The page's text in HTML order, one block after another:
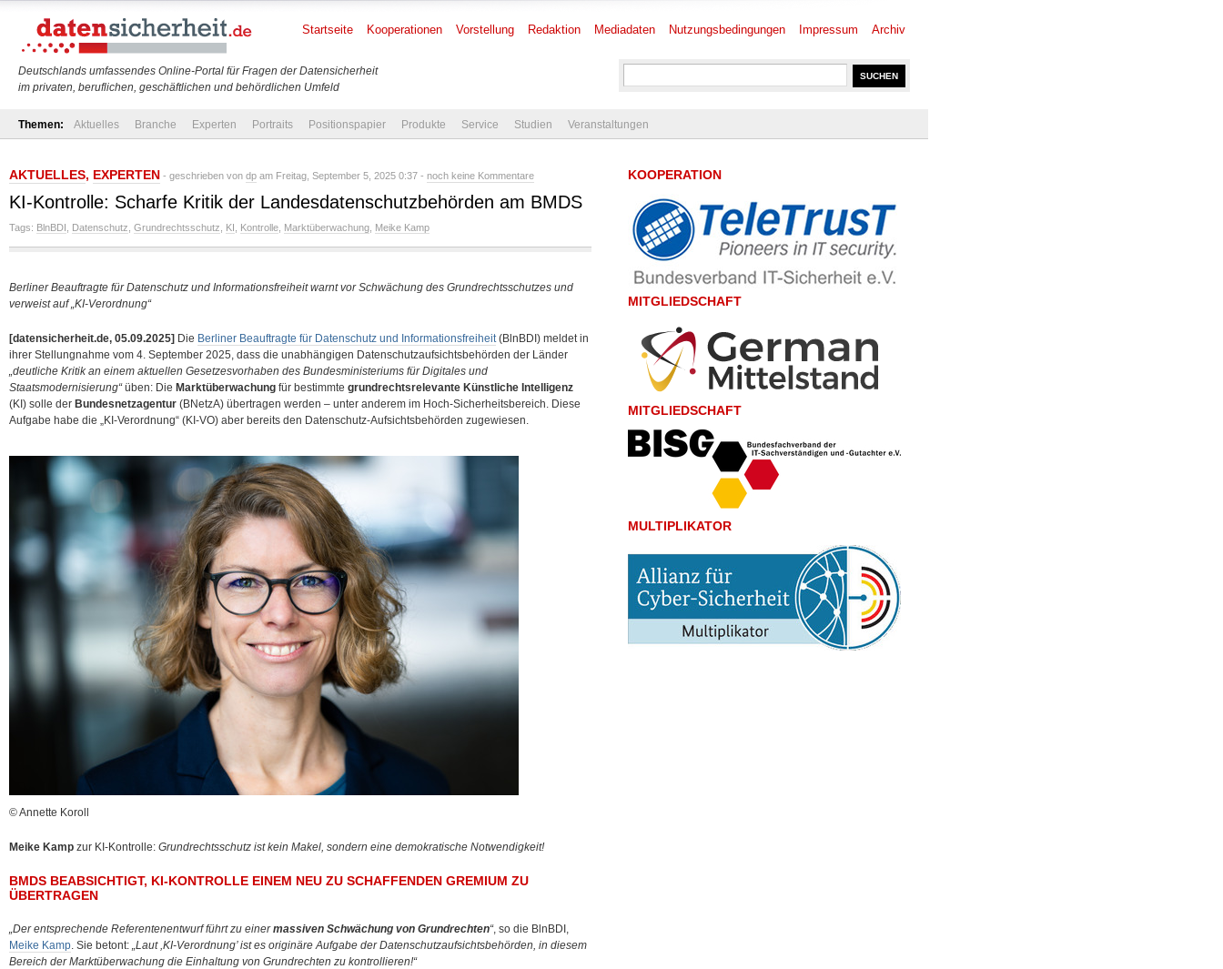
Deutschlands umfassendes Online-Portal für Fragen der Datensicherheit
im privaten, beruflichen, geschäftlichen und behördlichen Umfeld
Startseite Kooperationen Vorstellung Redaktion Mediadaten Nutzungsbedingungen Impressum Archiv
Themen: Aktuelles Branche Experten Portraits Positionspapier Produkte Service Studien Veranstaltungen
AKTUELLES, EXPERTEN - geschrieben von dp am Freitag, September 5, 2025 0:37 - noch keine Kommentare
KI-Kontrolle: Scharfe Kritik der Landesdatenschutzbehörden am BMDS
Tags: BlnBDI Datenschutz Grundrechtsschutz KI Kontrolle Marktüberwachung Meike Kamp
Berliner Beauftragte für Datenschutz und Informationsfreiheit warnt vor Schwächung des Grundrechtsschutzes und
verweist auf „KI-Verordnung“
[datensicherheit.de, 05.09.2025] Die Berliner Beauftragte für Datenschutz und Informationsfreiheit(BlnBDI) meldet in
ihrer Stellungnahme vom 4. September 2025, dass die unabhängigen Datenschutzaufsichtsbehörden der Länder
„deutliche Kritik an einem aktuellen Gesetzesvorhaben des Bundesministeriums für Digitales und
Staatsmodernisierung“üben: Die Marktüberwachung für bestimmte grundrechtsrelevante Künstliche Intelligenz
(KI) solle der Bundesnetzagentur (BNetzA) übertragen werden – unter anderem im Hoch-Sicherheitsbereich. Diese
Aufgabe habe die „KI-Verordnung“ (KI-VO) aber bereits den Datenschutz-Aufsichtsbehörden zugewiesen.
© Annette Koroll
Meike Kamp zur KI-Kontrolle: Grundrechtsschutz ist kein Makel, sondern eine demokratische Notwendigkeit!
BMDS BEABSICHTIGT, KI-KONTROLLE EINEM NEU ZU SCHAFFENDEN GREMIUM ZU
ÜBERTRAGEN
„Der entsprechende Referentenentwurf führt zu einermassiven Schwächung von Grundrechten“, so die BlnBDI,
Meike Kamp. Sie betont: „Laut ,KI-Verordnung’ ist es originäre Aufgabe der Datenschutzaufsichtsbehörden, in diesem
Bereich der Marktüberwachung die Einhaltung von Grundrechten zu kontrollieren!“
KOOPERATION
MITGLIEDSCHAFT
MITGLIEDSCHAFT
MULTIPLIKATOR